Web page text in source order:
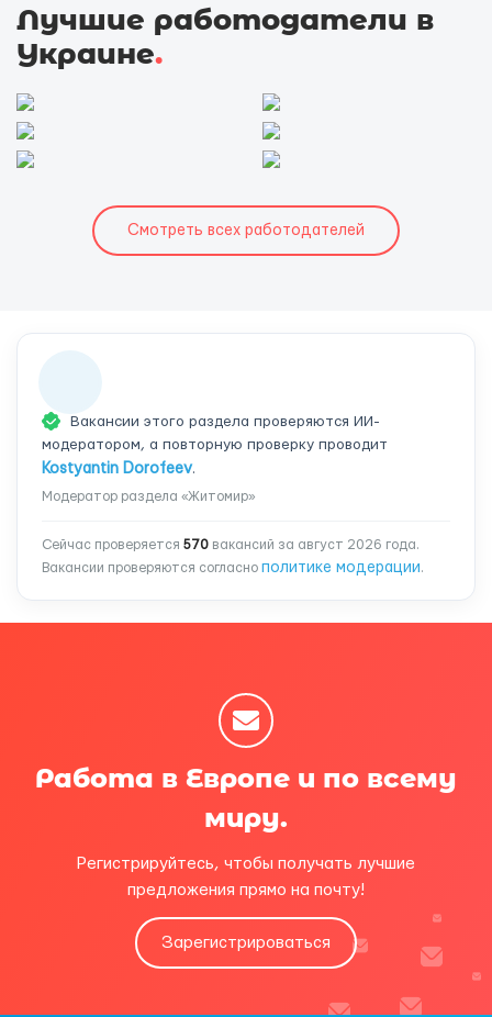
Лучшие работодатели в
Украине.
Смотреть всех работодателей
Вакансии этого раздела проверяются ИИ-
модератором, а повторную проверку проводит
Kostyantin Dorofeev.
Модератор раздела «Житомир»
Сейчас проверяется 570 вакансий за август 2026 года.
Вакансии проверяются согласно политике модерации.
Работа в Европе и по всему
миру.
Регистрируйтесь, чтобы получать лучшие
предложения прямо на почту!
Зарегистрироваться